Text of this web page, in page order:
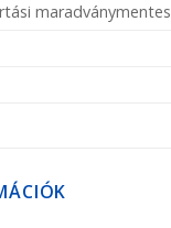
maradványmentes